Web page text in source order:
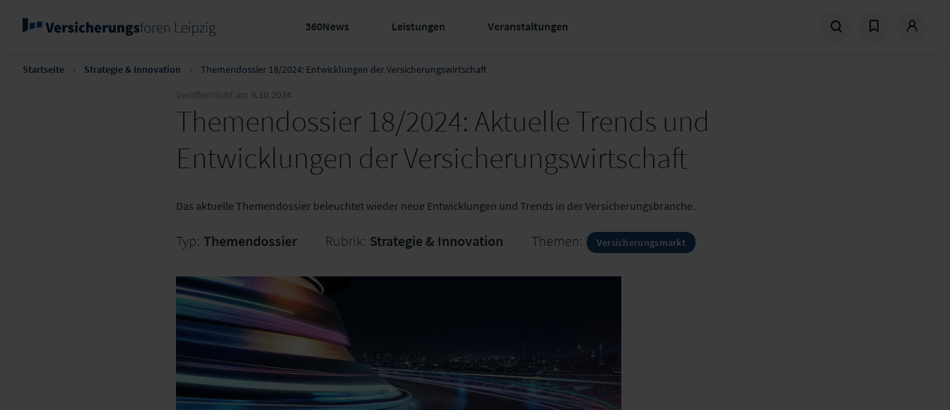
360News Leistungen Veranstaltungen
Startseite Strategie & Innovation
Themendossier 18/2024: Entwicklungen der Versicherungswirtschaft
Veröffentlicht am 9.10.2024
Themendossier 18/2024: Aktuelle Trends und
Entwicklungen der Versicherungswirtschaft
Das aktuelle Themendossier beleuchtet wieder neue Entwicklungen und Trends in der Versicherungsbranche.
Typ: Themendossier Rubrik: Strategie & Innovation Themen: Versicherungsmarkt